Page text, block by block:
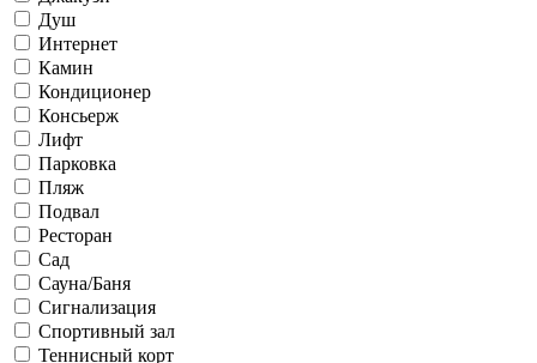
Душ
Интернет
Камин
Кондиционер
Консьерж
Лифт
Парковка
Пляж
Подвал
Ресторан
Сад
Сауна/Баня
Сигнализация
Спортивный зал
Теннисный корт